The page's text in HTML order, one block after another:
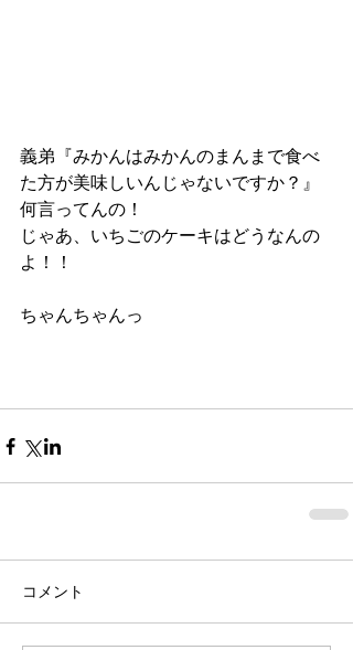
義弟『みかんはみかんのまんまで食べ
た方が美味しいんじゃないですか？』
何言ってんの！
じゃあ、いちごのケーキはどうなんの
よ！！
ちゃんちゃんっ
コメント